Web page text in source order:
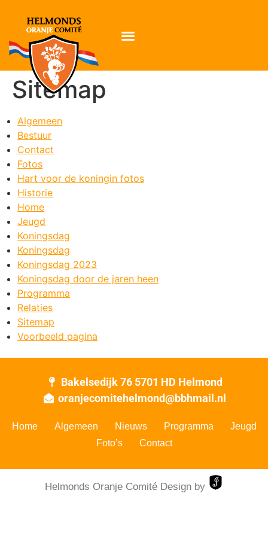
Sitemap
Algemeen
Bestuur
Contact
Fotos
Hart voor de koningin fotos
Historie
Home
Jeugd
Koningsdag
Koningsdag
Koningsdag 2023
Koningsdag door de jaren heen
Programma
Relaties
Sitemap
Voorbeeld pagina
Bakelsedijk 76 5701 HD Helmond
oranjecomitehelmond@bbhmail.nl
Home Algemeen Nieuws Programma
Jeugd
Foto’s
Contact
Helmonds Oranje Comité Design by